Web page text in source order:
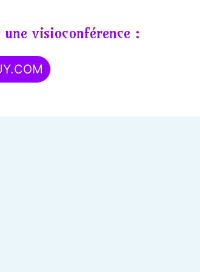
visioconférence :